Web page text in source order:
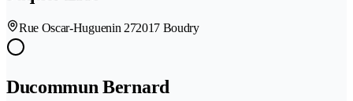
Rue Oscar-Huguenin 272017 Boudry
Ducommun Bernard